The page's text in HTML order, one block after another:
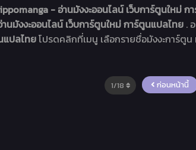
- อ่านมังงะออนไลน์ เว็บการ์ตูนใหม่ ก
นมังงะออนไลน์ เว็บการ์ตูนใหม่ การ์ตูนแปลไทย .
แปลไทยโปรดคลิกที่เมนู เลือกรายชื่อมังงะการ์ตูน
ก่อนหน้านี้